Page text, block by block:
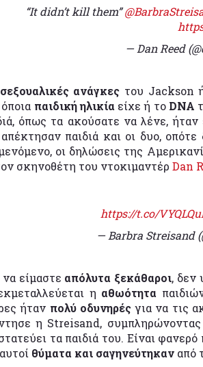
“It didn’t kill them”
— Dan Reed
σεξουαλικές ανάγκες του Jackson
παιδική ηλικία είχε ή το DNA
όπως τα ακούσατε να λένε,
παιδιά και οι δυο, οπότε
οι δηλώσεις της
σκηνοθέτη του ντοκιμαντέρ Dan
https://t.co/
— Barbra Streisand
να είμαστε απόλυτα ξεκάθαροι, δεν
η αθωότητα
ήταν πολύ οδυνηρέςγια να τις
η Streisand,
τα παιδιά του. Είναι
θύματα και σαγηνεύτηκαν από